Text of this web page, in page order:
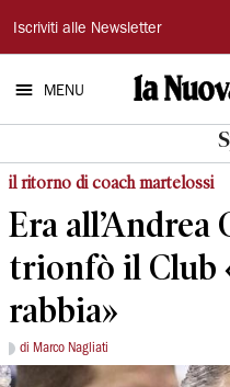
La
Nuova
Ferrara
Iscriviti alle Newsletter
MENU
il ritorno di coach martelossi
Era all’Andrea
trionfò il Club
rabbia»
di Marco Nagliati